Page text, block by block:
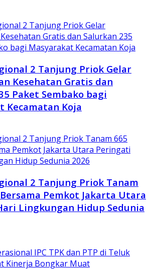
2 Tanjung Priok Gelar
Kesehatan Gratis dan
Paket Sembako bagi
Kecamatan Koja
2 Tanjung Priok Tanam
Pemkot Jakarta Utara
Lingkungan Hidup Sedunia